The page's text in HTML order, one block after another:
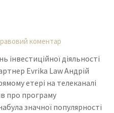
коментар
інвестиційної діяльності
Evrika Law Андрій
етері на телеканалі
про програму
значної популярності